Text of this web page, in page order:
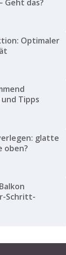
das?
Optimaler
Tipps
glatte
oben?
Schritt-